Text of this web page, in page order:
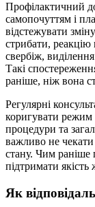
Профілактичний
самопочуттям і
відстежувати
стрибати, реакцію
свербіж,
Такі
раніше, ніж вона
Регулярні
коригувати режим
процедури та
важливо не
стану. Чим раніше
підтримати якість
Як